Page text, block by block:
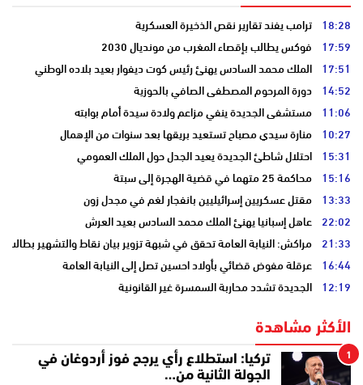
18:28 ترامب يفند تقارير نقص الذخيرة العسكرية
17:59 فوكس يطالب بإقصاء المغرب من مونديال 2030
17:51 الملك محمد السادس يهنئ رئيس كوت ديفوار بعيد بلاده الوطني
14:52 دورة المرحوم المصطفى الصافي بالحوزية
11:06 مستشفى الجديدة ينفي مزاعم ولادة سيدة أمام بوابته
10:27 منارة سيدي مصباح تستعيد بريقها بعد سنوات من الإهمال
15:31 احتلال شاطئ الجديدة يعيد الجدل حول الملك العمومي
15:16 محاكمة 25 متهما في قضية الهجرة إلى سبتة
13:33 مقتل عسكريين إسرائيليين بانفجار لغم في مجدل زون
22:02 عاهل إسبانيا يهنئ الملك محمد السادس بعيد العرش
21:33 مراكش: النيابة العامة تحقق في شبهة تزوير بيان نقاط والتشهير بطالب
16:44 عرقلة مفوض قضائي بأولاد احسين تصل إلى النيابة العامة
12:19 الجديدة تشدد محاربة السمسرة غير القانونية
الأكثر مشاهدة
1
تركيا: استطلاع رأي يرجح فوز أردوغان في
الجولة الثانية من…